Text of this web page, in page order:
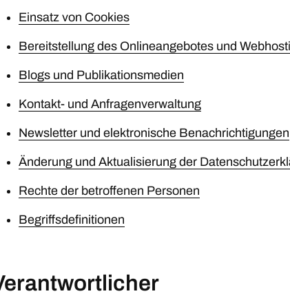
Einsatz von Cookies
Bereitstellung des Onlineangebotes und
Blogs und Publikationsmedien
Kontakt- und Anfragenverwaltung
Newsletter und elektronische Benachrichtigungen
Änderung und Aktualisierung der
Rechte der betroffenen Personen
Begriffsdefinitionen